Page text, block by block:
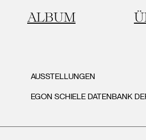
ALBUM
AUSSTELLUNGEN
EGON SCHIELE DATENBANK